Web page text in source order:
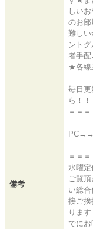
備考
しい
のお部
難しい
ント
者手
★各線
毎日更
ら！！
＝＝
＝＝
水曜
ご覧
い総
接ご挨
りま
でに